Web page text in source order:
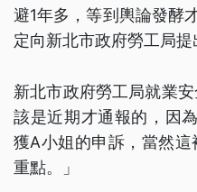
避1年多，等到輿論發酵
定向新北市政府勞工局提
新北市政府勞工局就業
該是近期才通報的，因
獲A小姐的申訴，當然
重點。」